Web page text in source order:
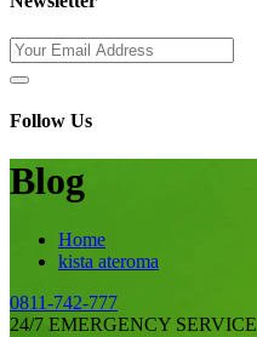
Follow Us
Blog
Home
kista ateroma
0811-742-777
24/7 EMERGENCY SERVICE